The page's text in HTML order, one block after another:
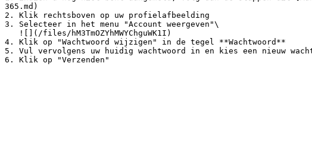
365.md)
2. Klik rechtsboven op uw profielafbeelding
3. Selecteer in het menu "Account weergeven"\
4. Klik op "Wachtwoord wijzigen" in de tegel **Wachtwoord**
5. Vul vervolgens uw huidig wachtwoord in en kies een nieuw